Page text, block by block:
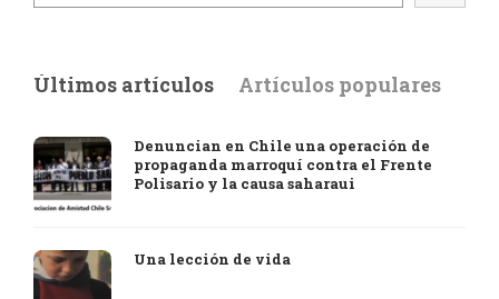
Últimos artículos Artículos populares
Denuncian en Chile una operación de
propaganda marroquí contra el Frente
Polisario y la causa saharaui
Una lección de vida